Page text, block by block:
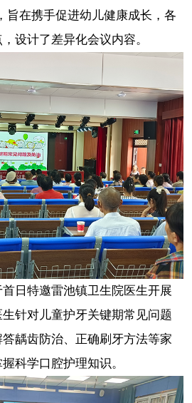
旨在携手促进幼儿健康成长，各
设计了差异化会议内容。
日特邀雷池镇卫生院医生开展
针对儿童护牙关键期常见问题
龋齿防治、正确刷牙方法等家
科学口腔护理知识。